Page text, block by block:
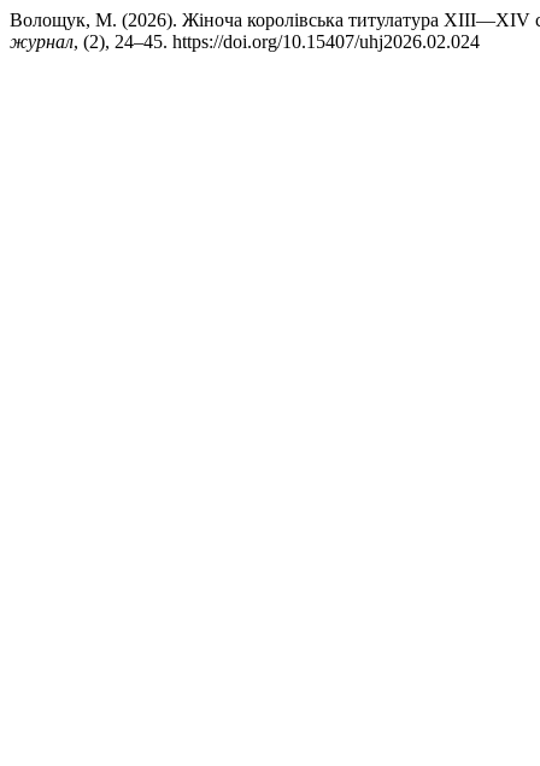
Волощук, М. (2026). Жіноча королівська титулатура ХІІІ—XIV
журнал, (2), 24–45. https://doi.org/10.15407/uhj2026.02.024